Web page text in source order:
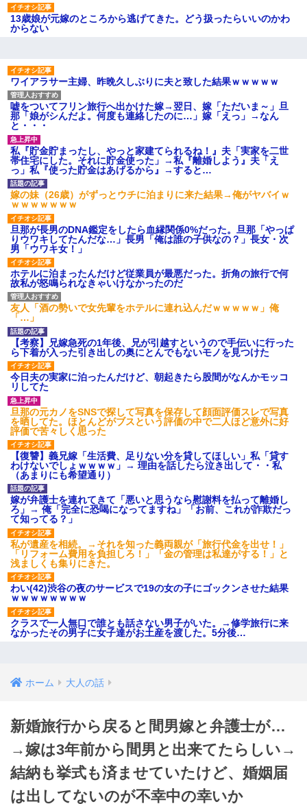
13歳娘が元嫁のところから逃げてきた。どう扱ったらいいのかわ
からない
ワイアラサー主婦、昨晩久しぶりに夫と致した結果ｗｗｗｗｗ
嘘をついてフリン旅行へ出かけた嫁→翌日、嫁「ただいま～」旦
那「娘がシんだよ。何度も連絡したのに…」嫁「えっ」→なん
と・・・
私『貯金貯まったし、やっと家建てられるね！』夫「実家を二世
帯住宅にした。それに貯金使った」→私『離婚しよう』夫「え
っ」私『使った貯金はあげるから』→すると…
嫁の妹（26歳）がずっとウチに泊まりに来た結果→俺がヤバイｗ
ｗｗｗｗｗｗｗ
旦那が長男のDNA鑑定をしたら血縁関係0%だった。旦那「やっぱ
りウワキしてたんだな…」長男「俺は誰の子供なの？」長女・次
男「ウワキ女！」
ホテルに泊まったんだけど従業員が最悪だった。折角の旅行で何
故私が怒鳴られなきゃいけなかったのだ
友人「酒の勢いで女先輩をホテルに連れ込んだｗｗｗｗｗ」俺
「…」
【考察】兄嫁急死の1年後、兄が引越すというので手伝いに行った
ら下着が入った引き出しの奥にとんでもないモノを見つけた
今日夫の実家に泊ったんだけど、朝起きたら股間がなんかモッコ
リしてた
旦那の元カノをSNSで探して写真を保存して顔面評価スレで写真
を晒してた。ほとんどがブスという評価の中で二人ほど意外に好
評価で苦々しく思った
【復讐】義兄嫁「生活費、足りない分を貸してほしい」私「貸す
わけないでしょｗｗｗｗ」→ 理由を話したら泣き出して・・私
（あまりにも希望通り）
嫁が弁護士を連れてきて「悪いと思うなら慰謝料を払って離婚し
ろ」→ 俺「完全に恐喝になってますね」「お前、これが詐欺だっ
て知ってる？」
私が遺産を相続。→それを知った義両親が「旅行代金を出せ！」
「リフォーム費用を負担しろ！」「金の管理は私達がする！」と
浅ましくも集りにきた。
わい(42)渋谷の夜のサービスで19の女の子にゴックンさせた結果
ｗｗｗｗｗｗｗｗ
クラスで一人無口で誰とも話さない男子がいた。→修学旅行に来
なかったその男子に女子達がお土産を渡した。5分後…
ホーム 大人の話
新婚旅行から戻ると間男嫁と弁護士が…
→嫁は3年前から間男と出来てたらしい→
結納も挙式も済ませていたけど、婚姻届
は出してないのが不幸中の幸いか